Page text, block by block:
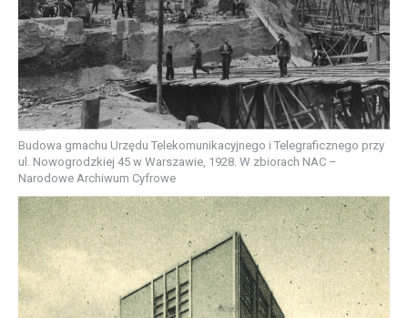
Budowa gmachu Urzędu Telekomunikacyjnego i Telegraficznego przy
ul. Nowogrodzkiej 45 w Warszawie, 1928. W zbiorach NAC –
Narodowe Archiwum Cyfrowe